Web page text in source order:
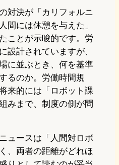
対決が「カリフォルニ
間には休憩を与えた」
ことが示唆的です。労
設計されていますが、
に並ぶとき、何を基準
るのか。労働時間規
来的には「ロボット課
みまで、制度の側が問
ュースは「人間対ロボ
、両者の距離がどれほ